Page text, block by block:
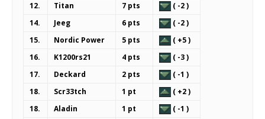
12.
Titan 7 pts
( -2 )
14.
Jeeg 6 pts
( -2 )
15.
Nordic Power 5 pts
( +5 )
16.
K1200rs21 4 pts
( -3 )
17.
Deckard 2 pts
( -1 )
18.
Scr33tch 1 pt
( +2 )
18.
Aladin 1 pt
( -1 )